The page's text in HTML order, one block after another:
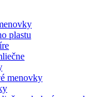
plastu
menovky